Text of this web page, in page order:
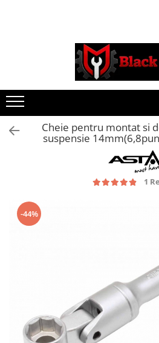
Scule Service Auto
Chei Si Truse De Chei
Chei combinate
Chei Combinate Cu Clichet
Chei Cotite
Chei speciale
Clesti pentru sigurante
Clesti reglabili pentru tevi
Dispozitive de sablat & accesorii
Dispozitive spalat piese
Cheie pentru montat si
suspensie
1
-44%